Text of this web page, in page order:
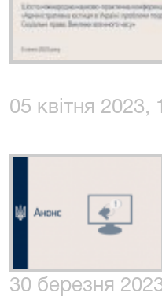
05 квітня 2023,
30 березня